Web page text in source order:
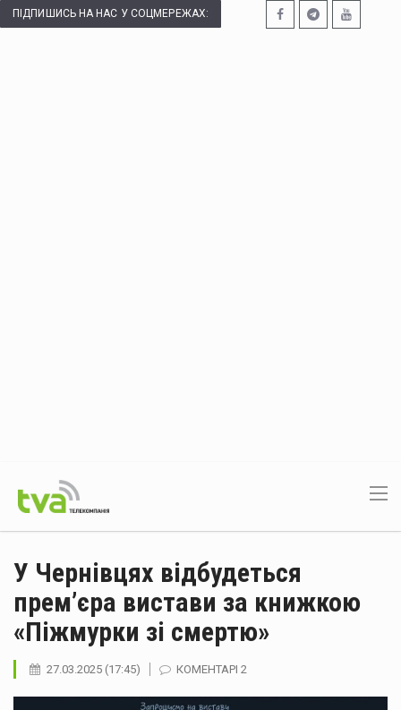
ПІДПИШИСЬ НА НАС У СОЦМЕРЕЖАХ:
У Чернівцях відбудеться
прем’єра вистави за книжкою
«Піжмурки зі смертю»
27.03.2025 (17:45) КОМЕНТАРІ 2